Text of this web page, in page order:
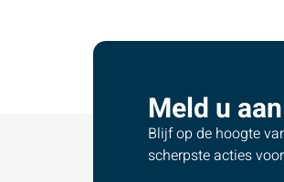
Meld u
Blijf op de hoogte
scherpste acties